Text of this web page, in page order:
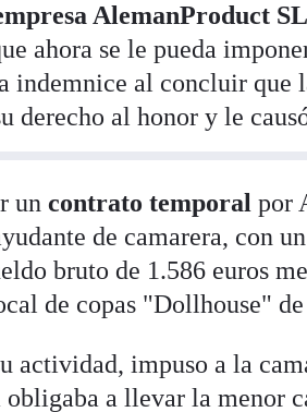
AlemanProduct SL
ahora se le pueda
indemnice al concluir
derecho al honor y le
uncontrato temporal por
de camarera, con
bruto de 1.586 euros
de copas "Dollhouse"
actividad, impuso a la
obligaba a llevar la menor